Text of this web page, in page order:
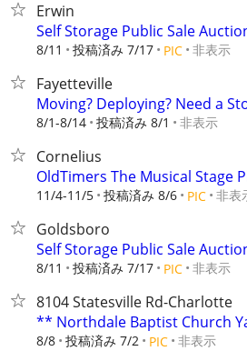
Erwin
Self Storage Public Sale
8/11 投稿済み 7/17 PIC 非表示
Fayetteville
Moving? Deploying? Need a
8/1-8/14 投稿済み 8/1 非表示
Cornelius
OldTimers The Musical Stage
11/4-11/5 投稿済み 8/6 PIC 非表
Goldsboro
Self Storage Public Sale
8/11 投稿済み 7/17 PIC 非表示
8104 Statesville Rd-Charlotte
** Northdale Baptist Church
8/8 投稿済み 7/2 PIC 非表示